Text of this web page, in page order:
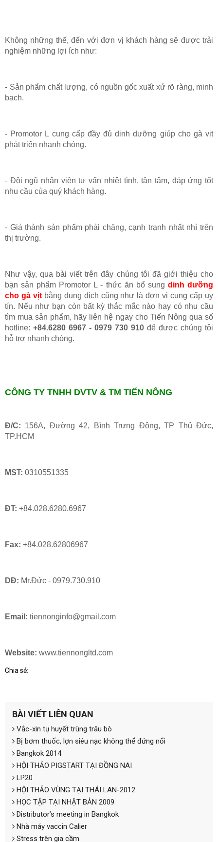
Không những thế, đến với đơn vị khách hàng sẽ được trải
nghiệm những lợi ích như:
- Sản phẩm chất lượng, có nguồn gốc xuất xứ rõ ràng, minh
bạch.
- Promotor L cung cấp đầy đủ dinh dưỡng giúp cho gà vịt
phát triển nhanh chóng.
- Đội ngũ nhân viên tư vấn nhiệt tình, tận tâm, đáp ứng tốt
nhu cầu của quý khách hàng.
- Giá thành sản phẩm phải chăng, cạnh trạnh nhất nhì trên
thị trường.
Như vậy, qua bài viết trên đây chúng tôi đã giới thiệu cho
bạn sản phẩm Promotor L - thức ăn bổ sung dinh dưỡng
cho gà vịt bằng dung dịch cũng như là đơn vị cung cấp uy
tín. Nếu như bạn còn bất kỳ thắc mắc nào hay có nhu cầu
tìm mua sản phẩm, hãy liên hệ ngay cho Tiến Nông qua số
hotline: +84.6280 6967 - 0979 730 910 để được chúng tôi
hỗ trợ nhanh chóng.
CÔNG TY TNHH DVTV & TM TIẾN NÔNG
Đ/C: 156A, Đường 42, Bình Trưng Đông, TP Thủ Đức,
TP.HCM
MST: 0310551335
ĐT: +84.028.6280.6967
Fax: +84.028.62806967
DĐ: Mr.Đức - 0979.730.910
Email: tiennonginfo@gmail.com
Website: www.tiennongltd.com
Chia sẻ:
BÀI VIẾT LIÊN QUAN
Vắc-xin tụ huyết trùng trâu bò
Bị bơm thuốc, lợn siêu nạc không thể đứng nổi
Bangkok 2014
HỘI THẢO PIGSTART TẠI ĐỒNG NAI
LP20
HỘI THẢO VÙNG TẠI THÁI LAN-2012
HỌC TẬP TẠI NHẬT BẢN 2009
Distributor’s meeting in Bangkok
Nhà máy vaccin Calier
Stress trên gia cầm